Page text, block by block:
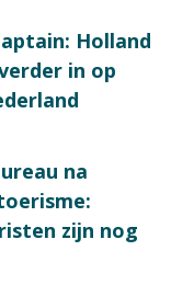
Holland
in op
na
zijn nog